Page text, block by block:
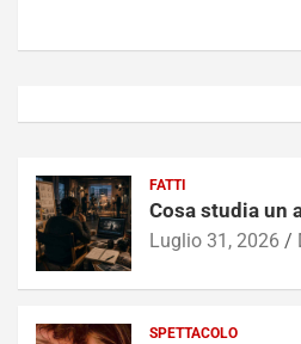
FATTI
Cosa studia un
Luglio 31, 2026
SPETTACOLO